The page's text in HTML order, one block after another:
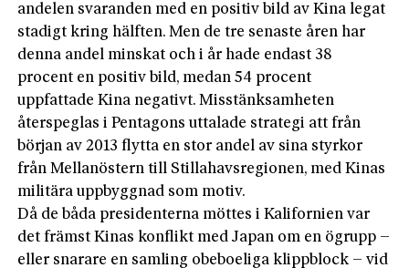
andelen svaranden med en positiv bild av Kina legat
stadigt kring hälften. Men de tre senaste åren har
denna andel minskat och i år hade endast 38
procent en positiv bild, medan 54 procent
uppfattade Kina negativt. Misstänksamheten
återspeglas i Pentagons uttalade strategi att från
början av 2013 flytta en stor andel av sina styrkor
från Mellanöstern till Stillahavsregionen, med Kinas
militära uppbyggnad som motiv.
Då de båda presidenterna möttes i Kalifornien var
det främst Kinas konflikt med Japan om en ögrupp –
eller snarare en samling obeboeliga klippblock – vid